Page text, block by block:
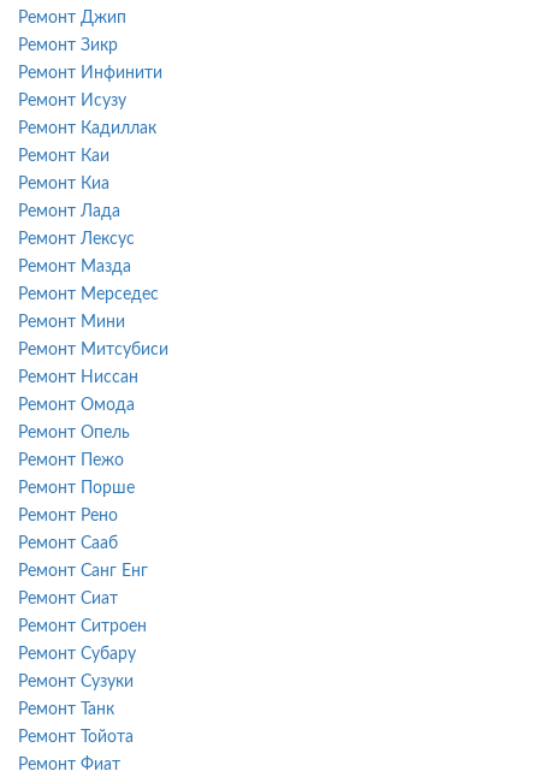
Ремонт Джип
Ремонт Зикр
Ремонт Инфинити
Ремонт Исузу
Ремонт Кадиллак
Ремонт Каи
Ремонт Киа
Ремонт Лада
Ремонт Лексус
Ремонт Мазда
Ремонт Мерседес
Ремонт Мини
Ремонт Митсубиси
Ремонт Ниссан
Ремонт Омода
Ремонт Опель
Ремонт Пежо
Ремонт Порше
Ремонт Рено
Ремонт Сааб
Ремонт Санг Енг
Ремонт Сиат
Ремонт Ситроен
Ремонт Субару
Ремонт Сузуки
Ремонт Танк
Ремонт Тойота
Ремонт Фиат